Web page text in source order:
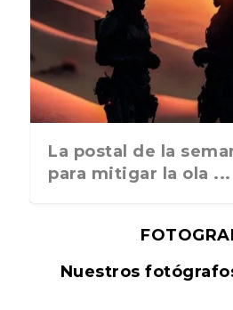
La postal de la
para mitigar la ola ...
Nuestros